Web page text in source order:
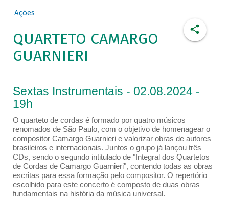
Ações
QUARTETO CAMARGO
GUARNIERI
Sextas Instrumentais - 02.08.2024 -
19h
O quarteto de cordas é formado por quatro músicos
renomados de São Paulo, com o objetivo de homenagear o
compositor Camargo Guarnieri e valorizar obras de autores
brasileiros e internacionais. Juntos o grupo já lançou três
CDs, sendo o segundo intitulado de "Integral dos Quartetos
de Cordas de Camargo Guarnieri", contendo todas as obras
escritas para essa formação pelo compositor. O repertório
escolhido para este concerto é composto de duas obras
fundamentais na história da música universal.